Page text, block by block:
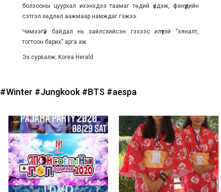
болзооны цуурхал ихэнхдээ таамаг төдий үлдэж, фенүүдийн
сэтгэл хөдлөл аажмаар намждаг гэжээ.
Чимээгүй байдал нь зайлсхийсэн гэхээс илүүтэй “хяналт,
тогтоон барих” арга аж.
Эх сурвалж: Korea Herald
#Winter #Jungkook #BTS #aespa